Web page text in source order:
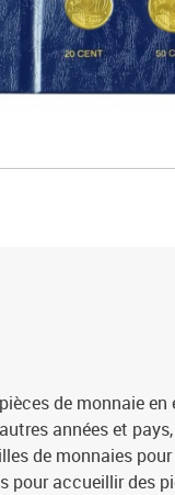
de monnaie
années et
de monnaies
pour accueillir des